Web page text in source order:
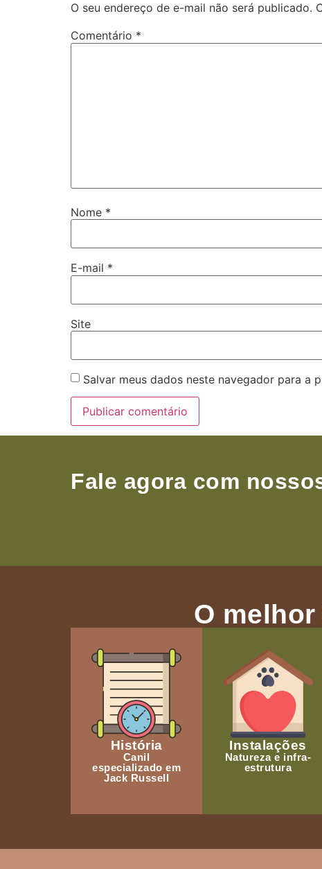
O seu endereço de e-mail não será publicado.
Comentário *
Nome *
E-mail *
Site
Salvar meus dados neste navegador para a
Fale agora com
O
História
Canil
especializado em
Jack Russell
Instalações
Natureza e infra-
estrutura